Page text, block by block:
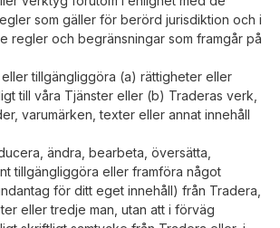
som gäller för berörd jurisdiktion och i
regler och begränsningar som framgår på
tillgängliggöra (a) rättigheter eller
till våra Tjänster eller (b) Traderas verk,
varumärken, texter eller annat innehåll
ändra, bearbeta, översätta,
tillgängliggöra eller framföra något
för ditt eget innehåll) från Tradera,
eller tredje man, utan att i förväg